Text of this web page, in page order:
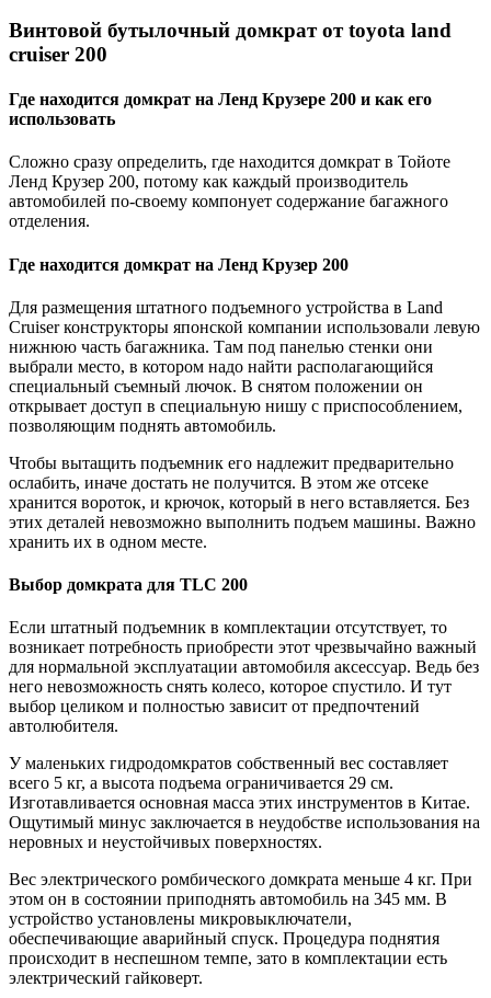
Винтовой бутылочный домкрат от toyota land
cruiser 200
Где находится домкрат на Ленд Крузере 200 и как его
использовать
Сложно сразу определить, где находится домкрат в Тойоте
Ленд Крузер 200, потому как каждый производитель
автомобилей по-своему компонует содержание багажного
отделения.
Где находится домкрат на Ленд Крузер 200
Для размещения штатного подъемного устройства в Land
Cruiser конструкторы японской компании использовали левую
нижнюю часть багажника. Там под панелью стенки они
выбрали место, в котором надо найти располагающийся
специальный съемный лючок. В снятом положении он
открывает доступ в специальную нишу с приспособлением,
позволяющим поднять автомобиль.
Чтобы вытащить подъемник его надлежит предварительно
ослабить, иначе достать не получится. В этом же отсеке
хранится вороток, и крючок, который в него вставляется. Без
этих деталей невозможно выполнить подъем машины. Важно
хранить их в одном месте.
Выбор домкрата для TLC 200
Если штатный подъемник в комплектации отсутствует, то
возникает потребность приобрести этот чрезвычайно важный
для нормальной эксплуатации автомобиля аксессуар. Ведь без
него невозможность снять колесо, которое спустило. И тут
выбор целиком и полностью зависит от предпочтений
автолюбителя.
У маленьких гидродомкратов собственный вес составляет
всего 5 кг, а высота подъема ограничивается 29 см.
Изготавливается основная масса этих инструментов в Китае.
Ощутимый минус заключается в неудобстве использования на
неровных и неустойчивых поверхностях.
Вес электрического ромбического домкрата меньше 4 кг. При
этом он в состоянии приподнять автомобиль на 345 мм. В
устройство установлены микровыключатели,
обеспечивающие аварийный спуск. Процедура поднятия
происходит в неспешном темпе, зато в комплектации есть
электрический гайковерт.